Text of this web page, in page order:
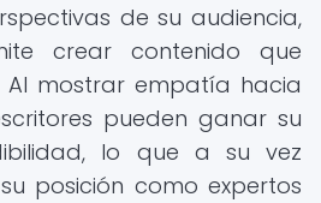
de su audiencia,
crear contenido que
Al mostrar empatía hacia
pueden ganar su
lo que a su vez
posición como expertos